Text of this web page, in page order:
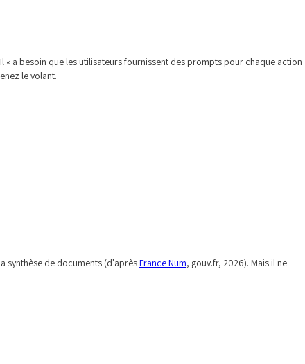
a besoin que les utilisateurs fournissent des prompts pour chaque action
le volant.
synthèse de documents (d'aprèsFrance Num, gouv.fr, 2026). Mais il ne